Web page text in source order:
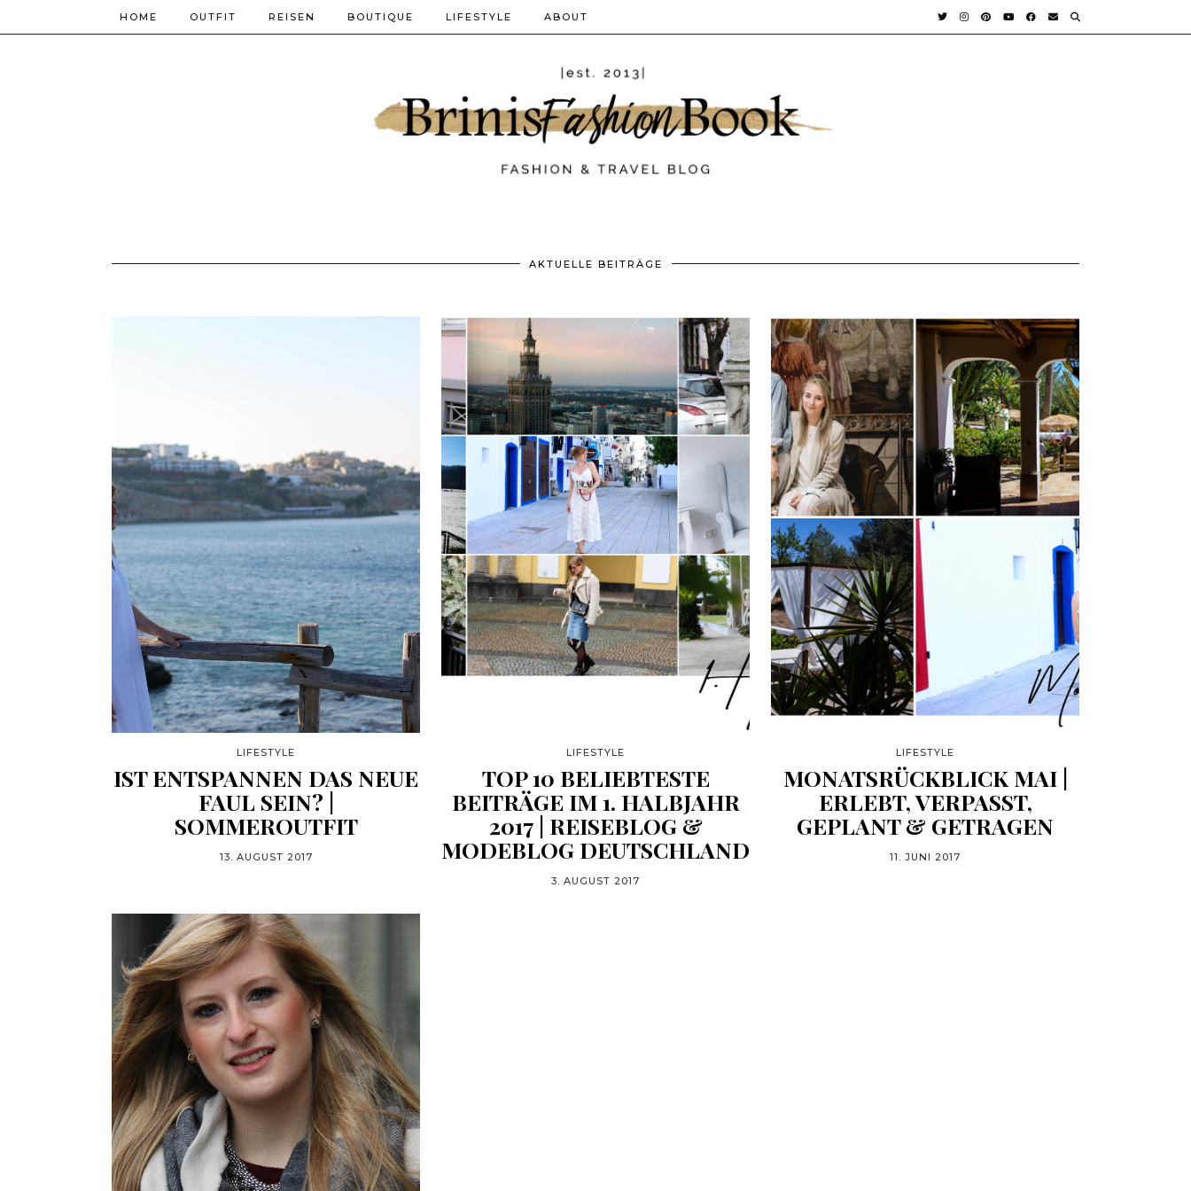
HOME OUTFIT REISEN BOUTIQUE LIFESTYLE ABOUT
AKTUELLE BEITRÄGE
LIFESTYLE
IST ENTSPANNEN DAS NEUE
FAUL SEIN? |
SOMMEROUTFIT
13. AUGUST 2017
LIFESTYLE
TOP 10 BELIEBTESTE
BEITRÄGE IM 1. HALBJAHR
2017 | REISEBLOG &
MODEBLOG DEUTSCHLAND
3. AUGUST 2017
LIFESTYLE
MONATSRÜCKBLICK MAI |
ERLEBT, VERPASST,
GEPLANT & GETRAGEN
11. JUNI 2017